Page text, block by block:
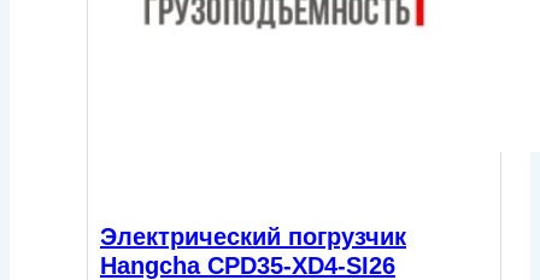
Электрический погрузчик
Hangcha CPD35-XD4-SI26